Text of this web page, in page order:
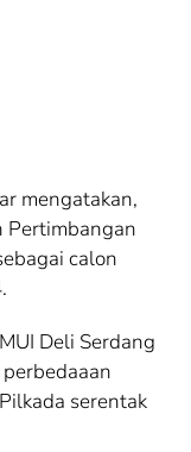
mengatakan,
Pertimbangan
calon
Deli Serdang
serentak